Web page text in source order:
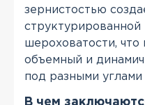
зернистостью
шероховатости,
объемный и
под разными
В чем